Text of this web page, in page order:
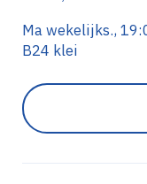
Ma wekelijks.,
B24 klei